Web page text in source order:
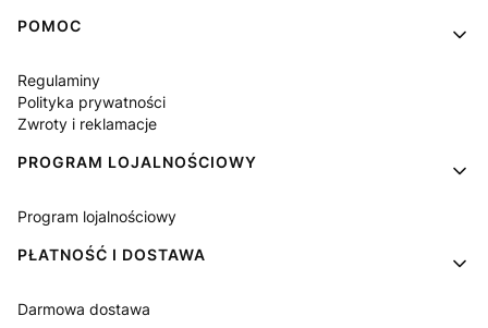
Linki w stopce
POMOC
Regulaminy
Polityka prywatności
Zwroty i reklamacje
PROGRAM LOJALNOŚCIOWY
Program lojalnościowy
PŁATNOŚĆ I DOSTAWA
Darmowa dostawa